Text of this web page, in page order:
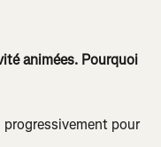
animées. Pourquoi
progressivement pour